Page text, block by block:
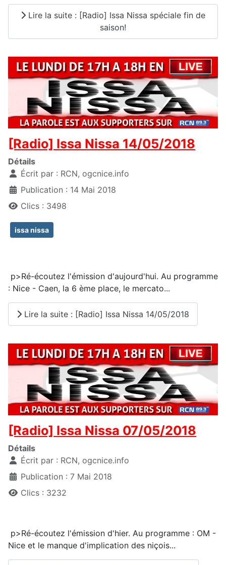
Lire la suite : [Radio] Issa Nissa spéciale fin de
saison!
[Radio] Issa Nissa 14/05/2018
Détails
Écrit par : RCN, ogcnice.info
Publication : 14 Mai 2018
Clics : 3498
issa nissa
p>Ré-écoutez l'émission d'aujourd'hui. Au programme
: Nice - Caen, la 6 ème place, le mercato...
Lire la suite : [Radio] Issa Nissa 14/05/2018
[Radio] Issa Nissa 07/05/2018
Détails
Écrit par : RCN, ogcnice.info
Publication : 7 Mai 2018
Clics : 3232
p>Ré-écoutez l'émission d'hier. Au programme : OM -
Nice et le manque d'implication des niçois...